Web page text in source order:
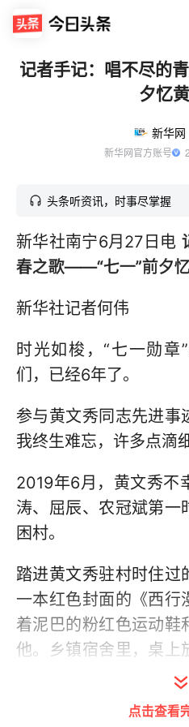
记者手记：唱不尽的
夕忆
新华网
新华网官方账号
头条听资讯，时事尽掌握
新华社南宁6月27日电
春之歌——“七一”前夕
新华社记者何伟
时光如梭，“七一勋章
们，已经6年了。
参与黄文秀同志先进事
我终生难忘，许多点滴
2019年6月，黄文秀不
涛、屈辰、农冠斌第一
困村。
踏进黄文秀驻村时住过
一本红色封面的《西行
着泥巴的粉红色运动鞋
他。乡镇宿舍里，桌上
是父亲背着小女儿的
人；另一幅是水彩画，
点击查看